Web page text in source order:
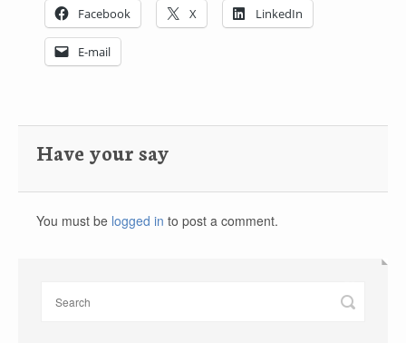
Facebook X LinkedIn
E-mail
Have your say
You must be logged in to post a comment.